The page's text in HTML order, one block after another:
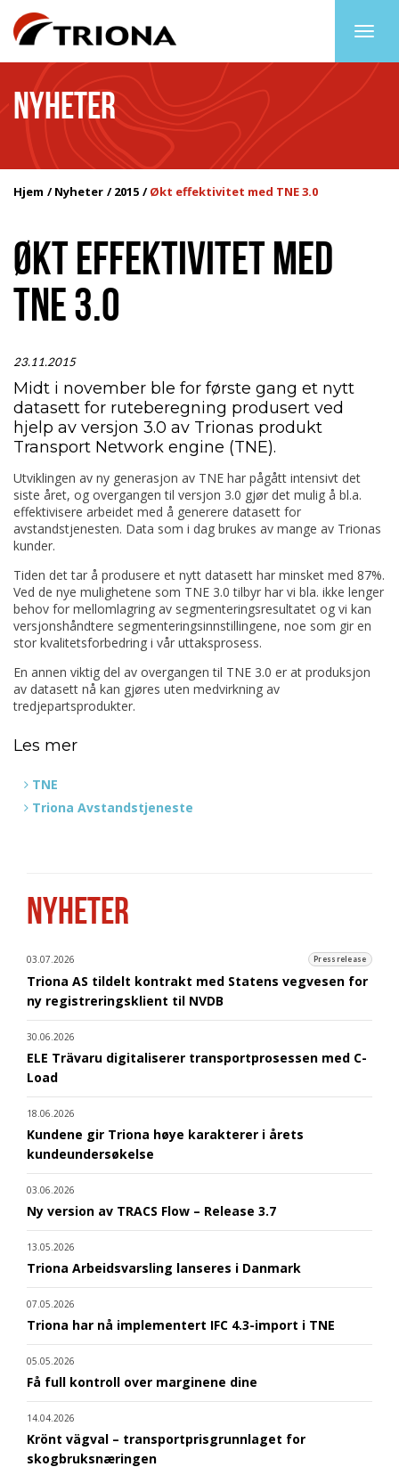
NYHETER
Hjem Nyheter 2015 Økt effektivitet med TNE 3.0
ØKT EFFEKTIVITET MED
TNE 3.0
23.11.2015
Midt i november ble for første gang et nytt
datasett for ruteberegning produsert ved
hjelp av versjon 3.0 av Trionas produkt
Transport Network engine (TNE).
Utviklingen av ny generasjon av TNE har pågått intensivt det
siste året, og overgangen til versjon 3.0 gjør det mulig å bl.a.
effektivisere arbeidet med å generere datasett for
avstandstjenesten. Data som i dag brukes av mange av Trionas
kunder.
Tiden det tar å produsere et nytt datasett har minsket med 87%.
Ved de nye mulighetene som TNE 3.0 tilbyr har vi bla. ikke lenger
behov for mellomlagring av segmenteringsresultatet og vi kan
versjonshåndtere segmenteringsinnstillingene, noe som gir en
stor kvalitetsforbedring i vår uttaksprosess.
En annen viktig del av overgangen til TNE 3.0 er at produksjon
av datasett nå kan gjøres uten medvirkning av
tredjepartsprodukter.
Les mer
TNE
Triona Avstandstjeneste
NYHETER
03.07.2026 Pressrelease
Triona AS tildelt kontrakt med Statens vegvesen for
ny registreringsklient til NVDB
30.06.2026
ELE Trävaru digitaliserer transportprosessen med C-
Load
18.06.2026
Kundene gir Triona høye karakterer i årets
kundeundersøkelse
03.06.2026
Ny version av TRACS Flow – Release 3.7
13.05.2026
Triona Arbeidsvarsling lanseres i Danmark
07.05.2026
Triona har nå implementert IFC 4.3-import i TNE
05.05.2026
Få full kontroll over marginene dine
14.04.2026
Krönt vägval – transportprisgrunnlaget for
skogbruksnæringen